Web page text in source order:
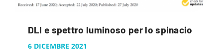
DLI e spettro luminoso per lo spinacio
6 DICEMBRE 2021